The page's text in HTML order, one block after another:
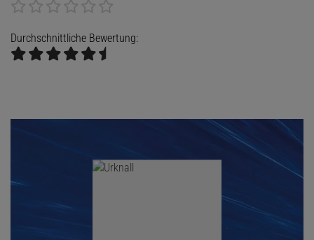
Durchschnittliche Bewertung: